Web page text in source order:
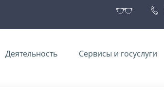
Деятельность Сервисы и госуслуги